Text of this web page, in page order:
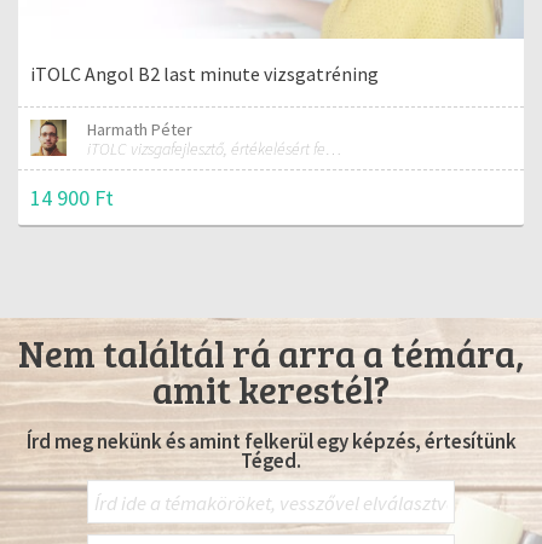
iTOLC Angol B2 last minute vizsgatréning
Harmath Péter
iTOLC vizsgafejlesztő, értékelésért felelős szakmai vezető
14 900 Ft
Nem találtál rá arra a témára,
amit kerestél?
Írd meg nekünk és amint felkerül egy képzés, értesítünk
Téged.